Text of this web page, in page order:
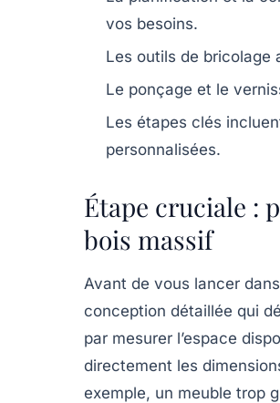
vos besoins.
Les outils de bricolage
Le ponçage et le
Les étapes clés
personnalisées.
Étape cruciale :
bois massif
Avant de vous lancer
conception détaillée qui
par mesurer l’espace
directement les
exemple, un meuble trop